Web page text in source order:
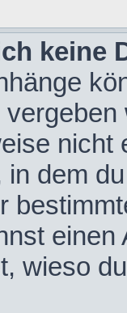
keine
nicht
in dem
wieso